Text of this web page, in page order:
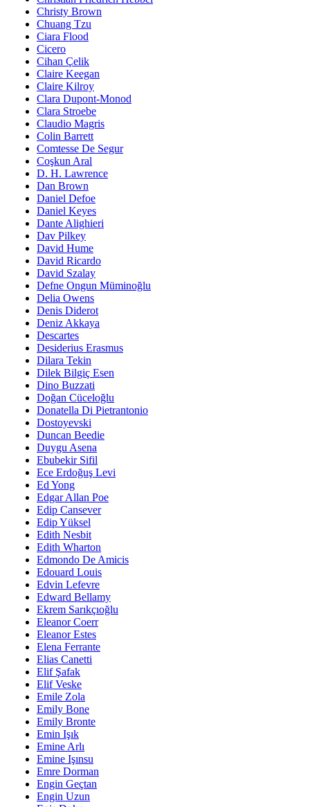
Christy Brown
Chuang Tzu
Ciara Flood
Cicero
Cihan Çelik
Claire Keegan
Claire Kilroy
Clara Dupont-Monod
Clara Stroebe
Claudio Magris
Colin Barrett
Comtesse De Segur
Coşkun Aral
D. H. Lawrence
Dan Brown
Daniel Defoe
Daniel Keyes
Dante Alighieri
Dav Pilkey
David Hume
David Ricardo
David Szalay
Defne Ongun Müminoğlu
Delia Owens
Denis Diderot
Deniz Akkaya
Descartes
Desiderius Erasmus
Dilara Tekin
Dilek Bilgiç Esen
Dino Buzzati
Doğan Cüceloğlu
Donatella Di Pietrantonio
Dostoyevski
Duncan Beedie
Duygu Asena
Ebubekir Sifil
Ece Erdoğuş Levi
Ed Yong
Edgar Allan Poe
Edip Cansever
Edip Yüksel
Edith Nesbit
Edith Wharton
Edmondo De Amicis
Edouard Louis
Edvin Lefevre
Edward Bellamy
Ekrem Sarıkçıoğlu
Eleanor Coerr
Eleanor Estes
Elena Ferrante
Elias Canetti
Elif Şafak
Elif Veske
Emile Zola
Emily Bone
Emily Bronte
Emin Işık
Emine Arlı
Emine Işınsu
Emre Dorman
Engin Geçtan
Engin Uzun